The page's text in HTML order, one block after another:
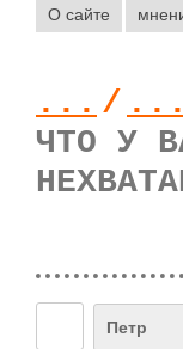
О сайте
... / ...
ЧТО У
Петр